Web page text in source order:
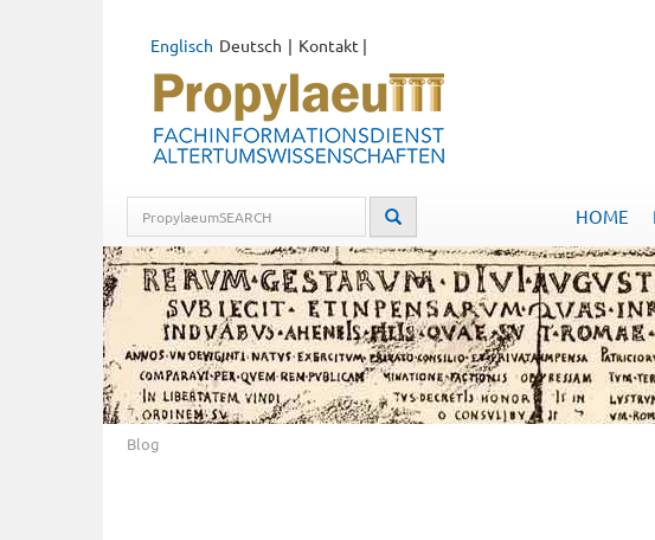
Deutsch
Englisch Kontakt |
HOME
Blog